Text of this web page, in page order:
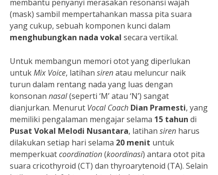
membantu penyanyi merasakan resonansi wajah
(mask) sambil mempertahankan massa pita suara
yang cukup, sebuah komponen kunci dalam
menghubungkan nada vokal secara vertikal.
Untuk membangun memori otot yang diperlukan
untukMix Voice, latihan sirenatau meluncur naik
turun dalam rentang nada yang luas dengan
konsonan nasal(seperti ‘M’ atau ‘N’) sangat
dianjurkan. Menurut Vocal Coach Dian Pramesti, yang
memiliki pengalaman mengajar selama 15 tahun di
Pusat Vokal Melodi Nusantara, latihan siren harus
dilakukan setiap hari selama 20 menit untuk
memperkuatcoordination(koordinasi) antara otot pita
suara cricothyroid (CT) dan thyroarytenoid (TA). Selain